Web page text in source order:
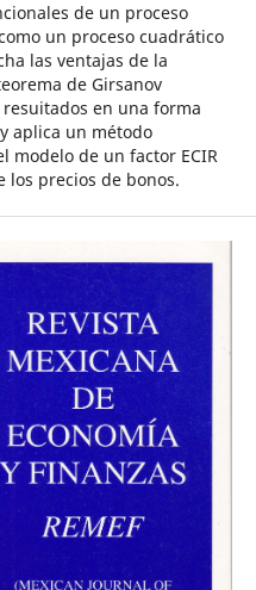
de un proceso
un proceso cuadrático
las ventajas de la
de Girsanov
en una forma
aplica un método
modelo de un factor ECIR
los precios de bonos.